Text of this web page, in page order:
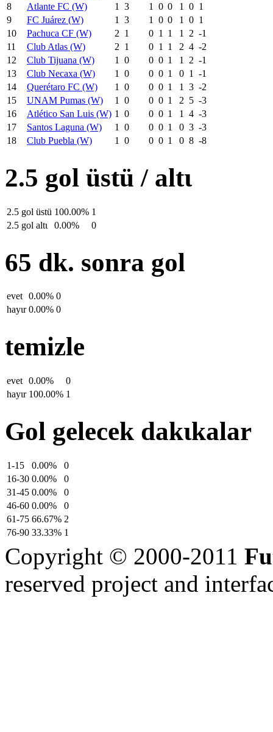
8
Atlante FC (W) 1 3 1 0 0 1 0 1
9
FC Juárez (W) 1 3 1 0 0 1 0 1
10
Pachuca CF (W) 2 1 0 1 1 1 2 -1
11
Club Atlas (W) 2 1 0 1 1 2 4 -2
12
Club Tijuana (W) 1 0 0 0 1 1 2 -1
13
Club Necaxa (W) 1 0 0 0 1 0 1
-1
14
Querétaro FC (W) 1 0 0 0 1 1 3 -2
15
UNAM Pumas (W) 1 0 0 0 1 2 5 -3
16
Atlético San Luis (W) 1 0 0 0 1 1 4 -3
17
Santos Laguna (W) 1 0 0 0 1 0 3 -3
18
Club Puebla (W) 1 0 0 0 1 0 8 -8
2.5 gol üstü / altι
2.5 gol üstü 100.00% 1
2.5 gol altι
0.00% 0
65 dk. sonra gol
evet 0.00% 0
hayιr 0.00% 0
temizle
evet 0.00%
0
hayιr 100.00% 1
Gol gelecek dakιkalar
1-15 0.00%
0
16-30 0.00%
0
31-45 0.00%
0
46-60 0.00%
0
61-75 66.67% 2
76-90 33.33% 1
Copyright © 2000-2011
reserved project and